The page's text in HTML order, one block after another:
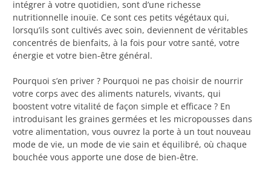
intégrer à votre quotidien, sont d’une richesse
nutritionnelle inouïe. Ce sont ces petits végétaux qui,
lorsqu’ils sont cultivés avec soin, deviennent de véritables
concentrés de bienfaits, à la fois pour votre santé, votre
énergie et votre bien-être général.
Pourquoi s’en priver ? Pourquoi ne pas choisir de nourrir
votre corps avec des aliments naturels, vivants, qui
boostent votre vitalité de façon simple et efficace ? En
introduisant les graines germées et les micropousses dans
votre alimentation, vous ouvrez la porte à un tout nouveau
mode de vie, un mode de vie sain et équilibré, où chaque
bouchée vous apporte une dose de bien-être.